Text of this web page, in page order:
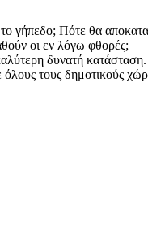
το γήπεδο; Πότε θα
οι εν λόγω φθορές;
δυνατή κατάσταση.
όλους τους δημοτικούς